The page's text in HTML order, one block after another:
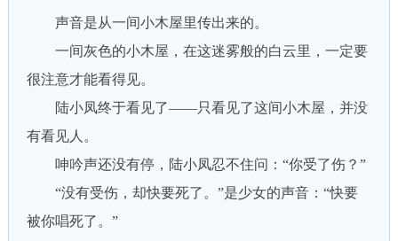
声音是从一间小木屋里传出来的。
一间灰色的小木屋，在这迷雾般的白云里，一定要
很注意才能看得见。
陆小凤终于看见了——只看见了这间小木屋，并没
有看见人。
呻吟声还没有停，陆小凤忍不住问：“你受了伤？”
“没有受伤，却快要死了。”是少女的声音：“快要
被你唱死了。”